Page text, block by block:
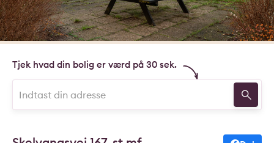
Tjek hvad din bolig er værd på 30 sek.